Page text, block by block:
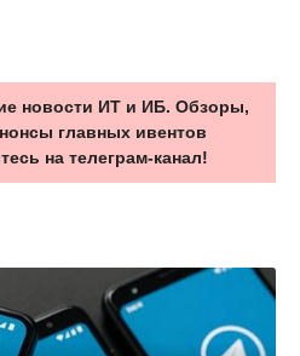
новости ИТ и ИБ. Обзоры,
главных ивентов
на телеграм-канал!